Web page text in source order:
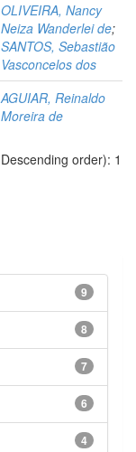
OLIVEIRA, Nancy
Neiza Wanderlei de;
SANTOS, Sebastião
Vasconcelos dos
AGUIAR, Reinaldo
Moreira de
order): 1
9
8
7
6
4